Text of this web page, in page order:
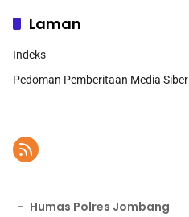
Laman
Indeks
Pedoman Pemberitaan Media Siber
- Humas Polres Jombang